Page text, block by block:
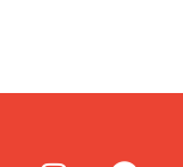
I F